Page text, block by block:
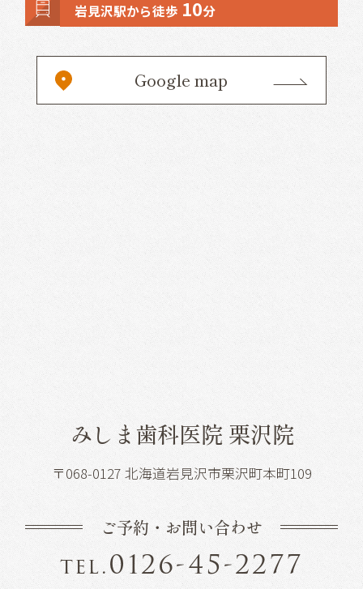
岩見沢駅から徒歩 10分
Google map
みしま歯科医院 栗沢院
〒068-0127 北海道岩見沢市栗沢町本町109
ご予約・お問い合わせ
tel.0126-45-2277